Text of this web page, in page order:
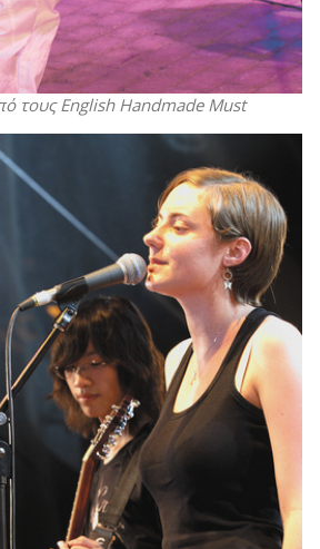
τους English Handmade Must